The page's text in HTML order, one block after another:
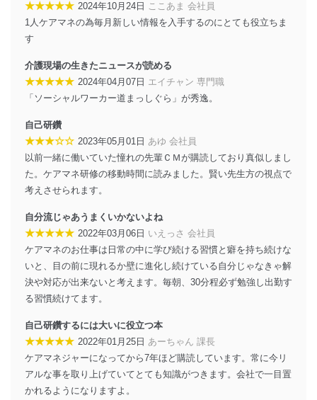
に、下記セキュリティ対策をはじめとする安全対策を実
施し、個人情報の漏えい、滅失またはき損の防止及び是
個人データを取り扱うことのできる機器及び当該
機器を取り扱う従業者を明確化し、 個人データへ
の不要なアクセスを防止しています。
アクセス者の識別と認証
ーザーアカウント制御）により、個人情報データ
ベース等を取り扱う情報システムを使用する従業
者を識別・認証しています。
個人データを取り扱う機器等のオペレーティング
システムを最新の状態に保持しています。
個人データを取り扱う機器等にセキュリティ対策
ソフトウェア等を導入し、自動更新 機能等の活用
により、これを最新状態としています。
情報システムの使用に伴う漏洩等の防止
メール等により個人データの含まれるファイルを
送信する場合に、当該ファイルへのパスワードを
設定しています。
個人情報保護マネジメントシステムの継続的改善
当社は、内部監査及びマネジメントレビューの機会を通
★★★★★ 2024年10月24日 ここあま 会社員
1人ケアマネの為毎月新しい情報を入手するのにとても役立ちま
す
介護現場の生きたニュースが読める
★★★★★ 2024年04月07日 エイチャン 専門職
「ソーシャルワーカー道まっしぐら」が秀逸。
自己研鑽
★★★☆☆ 2023年05月01日 あゆ 会社員
以前一緒に働いていた憧れの先輩ＣＭが購読しており真似しまし
た。ケアマネ研修の移動時間に読みました。賢い先生方の視点で
考えさせられます。
自分流じゃあうまくいかないよね
★★★★★ 2022年03月06日 いえっさ 会社員
ケアマネのお仕事は日常の中に学び続ける習慣と癖を持ち続けな
いと、目の前に現れるか壁に進化し続けている自分じゃなきゃ解
決や対応が出来ないと考えます。毎朝、30分程必ず勉強し出勤す
る習慣続けてます。
自己研鑽するには大いに役立つ本
★★★★★ 2022年01月25日 あーちゃん 課長
ケアマネジャーになってから7年ほど購読しています。常に今リ
アルな事を取り上げていてとても知識がつきます。会社で一目置
かれるようになりますよ。